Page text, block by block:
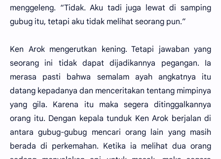
menggeleng. “Tidak. Aku tadi juga lewat di samping
gubug itu, tetapi aku tidak melihat seorang pun.”
Ken Arok mengerutkan kening. Tetapi jawaban yang
seorang ini tidak dapat dijadikannya pegangan. Ia
merasa pasti bahwa semalam ayah angkatnya itu
datang kepadanya dan menceritakan tentang mimpinya
yang gila. Karena itu maka segera ditinggalkannya
orang itu. Dengan kepala tunduk Ken Arok berjalan di
antara gubug-gubug mencari orang lain yang masih
berada di perkemahan. Ketika ia melihat dua orang